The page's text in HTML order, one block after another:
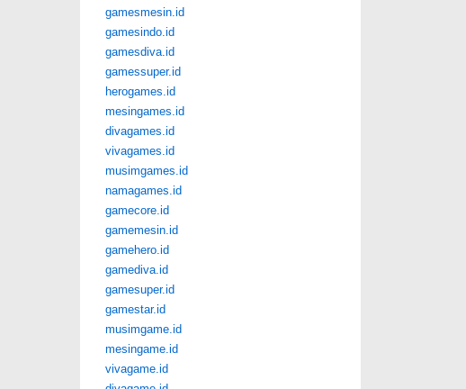
gamesmesin.id
gamesindo.id
gamesdiva.id
gamessuper.id
herogames.id
mesingames.id
divagames.id
vivagames.id
musimgames.id
namagames.id
gamecore.id
gamemesin.id
gamehero.id
gamediva.id
gamesuper.id
gamestar.id
musimgame.id
mesingame.id
vivagame.id